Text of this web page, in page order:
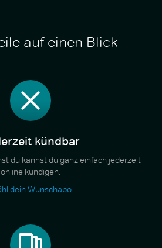
auf einen Blick
kündbar
du kannst du ganz einfach jederzeit
online kündigen.
dein Wunschabo